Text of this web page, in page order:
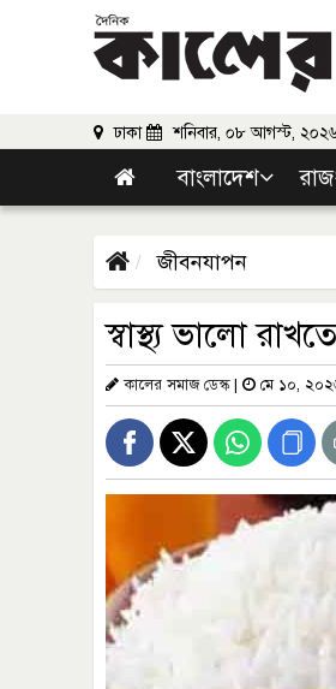
ঢাকা শনিবার, ০৮ আগস্ট,
বাংলাদেশ
জীবনযাপন
স্বাস্থ্য ভালো
কালের সমাজ ডেস্ক| মে ১০,